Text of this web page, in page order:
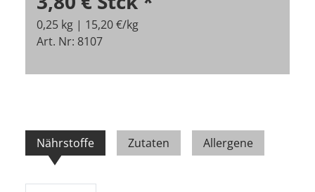
0,25 kg | 15,20 €/kg
Art. Nr: 8107
Nährstoffe Zutaten Allergene